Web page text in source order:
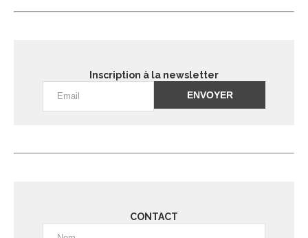
Inscription à la newsletter
CONTACT